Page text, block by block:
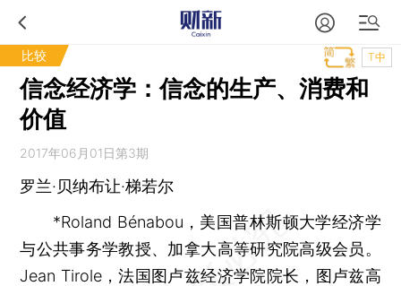
比较 T中
信念经济学：信念的生产、消费和
价值
2017年06月01日第3期
罗兰·贝纳布让·梯若尔
*Roland Bénabou，美国普林斯顿大学经济学
与公共事务学教授、加拿大高等研究院高级会员。
Jean Tirole，法国图卢兹经济学院院长，图卢兹高